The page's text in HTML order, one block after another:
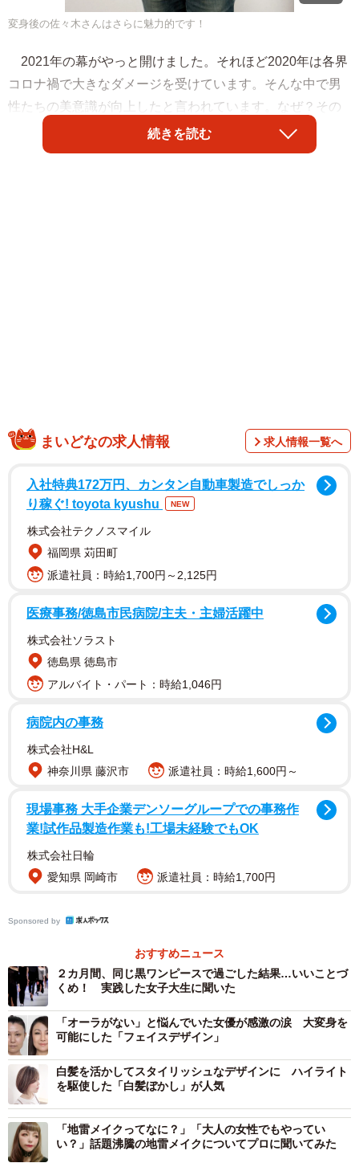
変身後の佐々木さんはさらに魅力的です！
2021年の幕がやっと開けました。それほど2020年は各界
コロナ禍で大きなダメージを受けています。そんな中で男
性たちの美意識が向上したと言われています。なぜ？その
理由としてZoomなどオンライン会議で自分の顔が画面に映
し出されることで「自分磨き」をする男性が増えたこと。
コロナ禍で男性の肌もSOS状態！
今までより確実に数が増えたオンライン会議などで映し
出される「自分の顔」。女性はもちろん男性も気になるの
が顔色や肌荒れ、浮腫（むくみ）など。男性もしっかり日
私は今、男性たちのメイクオーバーにも積極的に力を注
いでいます。女性のようにメイクアップを施すわけではな
く、あくまでもご本人の素材を最大限に生かす方法を選択
ります。これもまた「ASMフェイスデザイン」です。自分
の顔が好きになれば、ファッションなども積極的に取り入
れ、イメージもグンと変わってくるものです。
今回は、第２弾として大手映像会社の視覚効果を担当
佐々木宏さんにモデルをお願いしました。
い！
佐々木さんの場合もまずは、ディープクレンジングでお
顔の汚れをしっかり取り除くところからスタートしまし
た。普段の洗顔とは違い、いっきに垢抜けます。その後、
お顔の立体を明確にするためにフェイスマッサージを施す
と、佐々木さんの本来の顔立ちがはっきりと現れてきま
す。
そして、前回同様に、「ASM水肌パッティング」で、顔
を引き締め毛穴をなくし今度は小顔に！それからポニーテ
ールにしたロングヘアーをほどきトリミング。今でもバン
続きを読む
まいどなの求人情報 求人情報一覧へ
入社特典172万円、カンタン自動車製造でしっか
り稼ぐ! toyota kyushu
NEW
株式会社テクノスマイル
福岡県 苅田町
派遣社員：時給1,700円～2,125円
医療事務/徳島市民病院/主夫・主婦活躍中
株式会社ソラスト
徳島県 徳島市
アルバイト・パート：時給1,046円
病院内の事務
株式会社H&L
神奈川県 藤沢市
派遣社員：時給1,600円～
現場事務 大手企業デンソーグループでの事務作
業!試作品製造作業も!工場未経験でもOK
株式会社日輪
愛知県 岡崎市
派遣社員：時給1,700円
Sponsored by
おすすめニュース
２カ月間、同じ黒ワンピースで過ごした結果…いいことづ
くめ！ 実践した女子大生に聞いた
「オーラがない」と悩んでいた女優が感激の涙 大変身を
可能にした「フェイスデザイン」
白髪を活かしてスタイリッシュなデザインに ハイライト
を駆使した「白髪ぼかし」が人気
「地雷メイクってなに？」「大人の女性でもやってい
い？」話題沸騰の地雷メイクについてプロに聞いてみた